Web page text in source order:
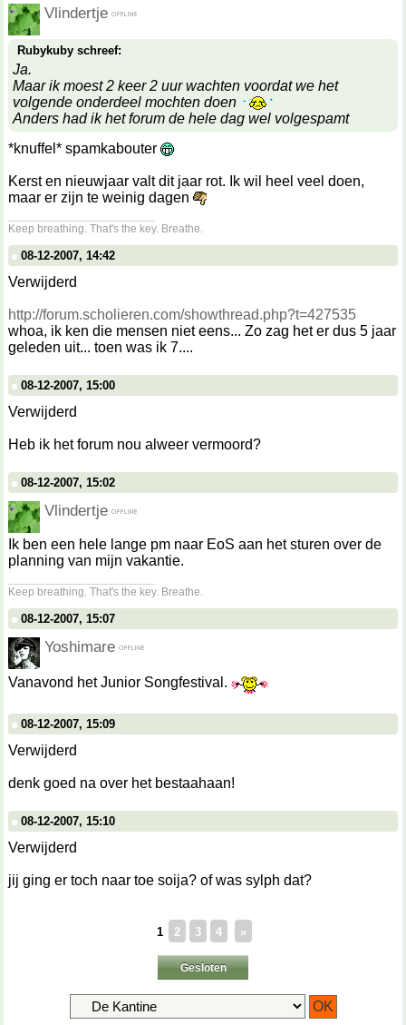
Vlindertje
Rubykuby schreef:
Ja.
Maar ik moest 2 keer 2 uur wachten voordat we het
volgende onderdeel mochten doen
Anders had ik het forum de hele dag wel volgespamt
*knuffel* spamkabouter
Kerst en nieuwjaar valt dit jaar rot. Ik wil heel veel doen,
maar er zijn te weinig dagen
Keep breathing. That's the key. Breathe.
08-12-2007, 14:42
Verwijderd
http://forum.scholieren.com/showthread.php?t=427535
whoa, ik ken die mensen niet eens... Zo zag het er dus 5 jaar
geleden uit... toen was ik 7....
08-12-2007, 15:00
Verwijderd
Heb ik het forum nou alweer vermoord?
08-12-2007, 15:02
Vlindertje
Ik ben een hele lange pm naar EoS aan het sturen over de
planning van mijn vakantie.
Keep breathing. That's the key. Breathe.
08-12-2007, 15:07
Yoshimare
Vanavond het Junior Songfestival.
08-12-2007, 15:09
Verwijderd
denk goed na over het bestaahaan!
08-12-2007, 15:10
Verwijderd
jij ging er toch naar toe soija? of was sylph dat?
1 2 3 4 »
Gesloten